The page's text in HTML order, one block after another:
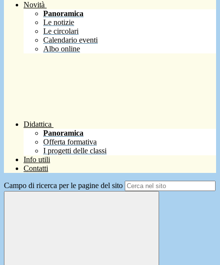
Novità
Panoramica
Le notizie
Le circolari
Calendario eventi
Albo online
Didattica
Panoramica
Offerta formativa
I progetti delle classi
Info utili
Contatti
Campo di ricerca per le pagine del sito